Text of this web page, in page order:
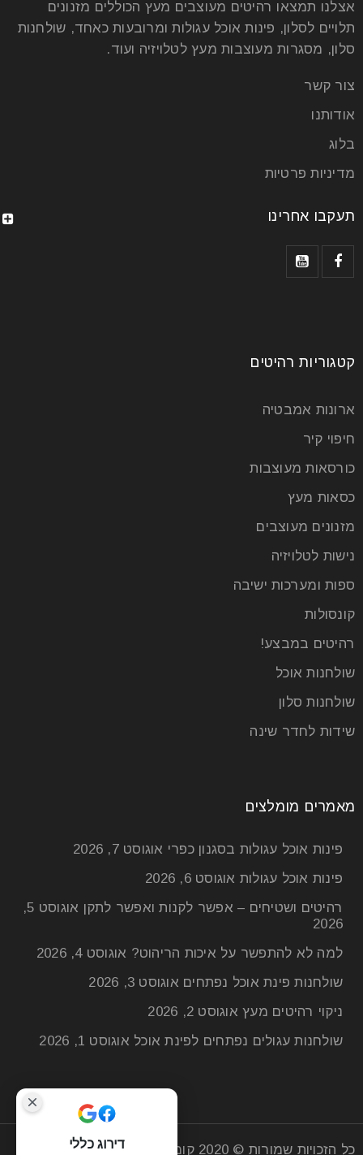
אצלנו תמצאו רהיטים מעוצבים מעץ הכוללים מזנונים
תלויים לסלון, פינות אוכל עגולות ומרובעות כאחד, שולחנות
סלון, מסגרות מעוצבות מעץ לטלויזיה ועוד.
צור קשר
אודותנו
בלוג
מדיניות פרטיות
תעקבו אחרינו
קטגוריות רהיטים
ארונות אמבטיה
חיפוי קיר
כורסאות מעוצבות
כסאות מעץ
מזנונים מעוצבים
נישות לטלויזיה
ספות ומערכות ישיבה
קונסולות
רהיטים במבצע!
שולחנות אוכל
שולחנות סלון
שידות לחדר שינה
מאמרים מומלצים
פינות אוכל עגולות בסגנון כפרי אוגוסט 7, 2026
פינות אוכל עגולות אוגוסט 6, 2026
רהיטים ושטיחים – אפשר לקנות ואפשר לתקן
אוגוסט 5,
2026
למה לא להתפשר על איכות הריהוט? אוגוסט 4, 2026
שולחנות פינת אוכל נפתחים אוגוסט 3, 2026
ניקוי רהיטים מעץ אוגוסט 2, 2026
שולחנות עגולים נפתחים לפינת אוכל אוגוסט 1, 2026
כל הזכויות שמורות © 2020 קומפי רהיטים| חנות רהיטים
דירוג כללי